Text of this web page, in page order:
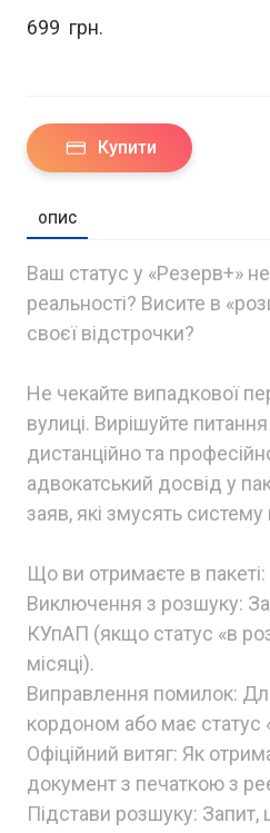
699  грн.
Купити
ОПИС
Ваш статус у «Резерв+»
реальності? Висите в
своєї відстрочки?
Не чекайте випадкової
вулиці. Вирішуйте
дистанційно та
адвокатський досвід у
заяв, які змусять
Що ви отримаєте в пакеті:
Виключення з розшуку:
КУпАП (якщо статус «в
місяці).
Виправлення помилок:
кордоном або має статус
Офіційний витяг: Як
документ з печаткою з
Підстави розшуку: Запит,